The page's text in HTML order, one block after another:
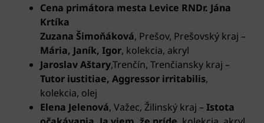
Cena primátora mesta Levice RNDr. Jána
Krtíka
Zuzana Šimoňáková, Prešov, Prešovský kraj –
Mária, Janík, Igor, kolekcia, akryl
Jaroslav Aštary,Trenčín, Trenčiansky kraj –
Tutor iustitiae, Aggressor irritabilis,
kolekcia, olej
Elena Jelenová, Važec, Žilinský kraj –Istota